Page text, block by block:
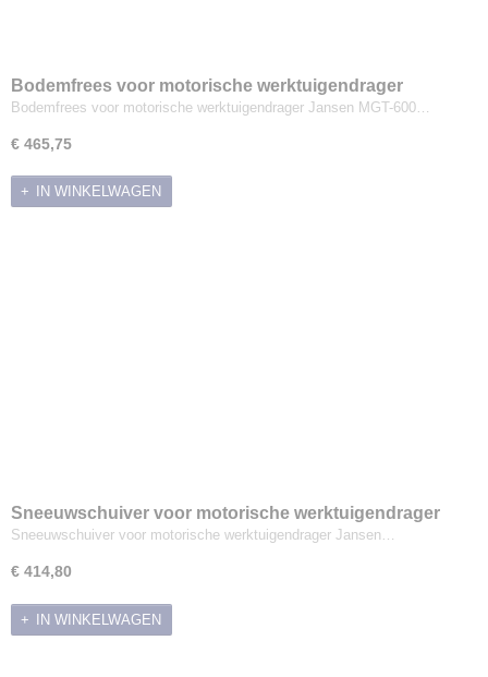
Bodemfrees voor motorische werktuigendrager
Jansen MGT-600
Bodemfrees voor motorische werktuigendrager Jansen MGT-600…
€ 465,75
IN WINKELWAGEN
Sneeuwschuiver voor motorische werktuigendrager
Jansen MGT-600
Sneeuwschuiver voor motorische werktuigendrager Jansen…
€ 414,80
IN WINKELWAGEN